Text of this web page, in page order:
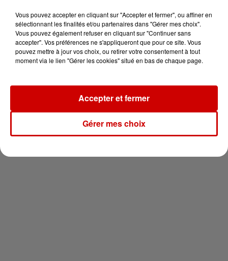
Vous pouvez accepter en cliquant sur "Accepter et fermer", ou affiner en
sélectionnant les finalités et/ou partenaires dans "Gérer mes choix".
Vous pouvez également refuser en cliquant sur "Continuer sans
accepter". Vos préférences ne s'appliqueront que pour ce site. Vous
pouvez mettre à jour vos choix, ou retirer votre consentement à tout
moment via le lien "Gérer les cookies" situé en bas de chaque page.
Gérer mes choix
Accepter et fermer